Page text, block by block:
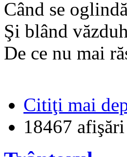
Când se
Şi blând
De ce nu mai
Citiţi mai
18467 afişări